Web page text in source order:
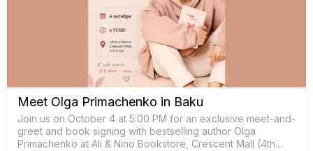
Meet Olga Primachenko in Baku
Join us on October 4 at 5:00 PM for an exclusive meet-and-
greet and book signing with bestselling author Olga
Primachenko at Ali & Nino Bookstore, Crescent Mall (4th